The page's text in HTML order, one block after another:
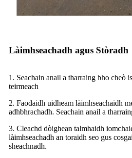
Làimhseachadh agus Stòradh
1. Seachain anail a tharraing bho cheò
teirmeach
2. Faodaidh uidheam làimhseachaidh
adhbhrachadh. Seachain anail a
3. Cleachd dòighean talmhaidh
làimhseachadh an toraidh seo gus
sheachnadh.